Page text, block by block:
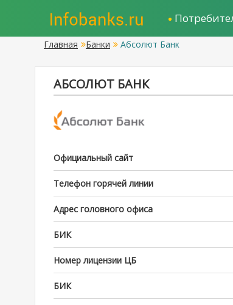
Главная Банки Абсолют Банк
АБСОЛЮТ БАНК
Официальный сайт
Телефон горячей линии
Адрес головного офиса
БИК
Номер лицензии ЦБ
БИК